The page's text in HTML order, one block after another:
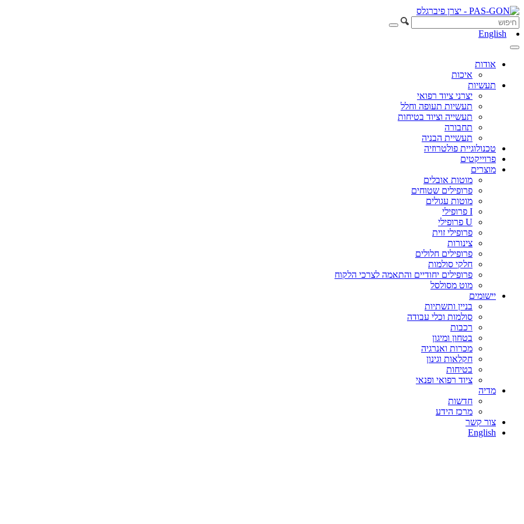
English
אודות
איכות
תעשיות
יצרני ציוד רפואי
תעשיות תעופה וחלל
תעשייה וציוד בטיחות
תחבורה
תעשיית הבניה
טכנולוגיית פולטרוזיה
פרוייקטים
מוצרים
מוטות אובלים
פרופילים שטוחים
מוטות עגולים
I פרופילי
U פרופילי
פרופילי זוית
צינורות
פרופילים חלולים
חלקי סולמות
פרופילים יחודיים והתאמה לצרכי הלקוח
מוט מסולסל
יישומים
בניין ותשתיות
סולמות וכלי עבודה
רכבות
בטחון ומיגון
מכרות ואנרגיה
חקלאות וגינון
בטיחות
ציוד רפואי ופנאי
מדיה
חדשות
מרכז הידע
צור קשר
English